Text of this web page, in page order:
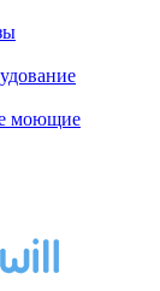
моющие